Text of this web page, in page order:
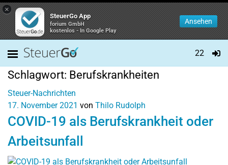
×
SteuerGo App
forium GmbH
kostenlos - In Google Play
Ansehen
22
Schlagwort: Berufskrankheiten
Steuer-Nachrichten
17. November 2021 von Thilo Rudolph
COVID-19 als Berufskrankheit oder
Arbeitsunfall